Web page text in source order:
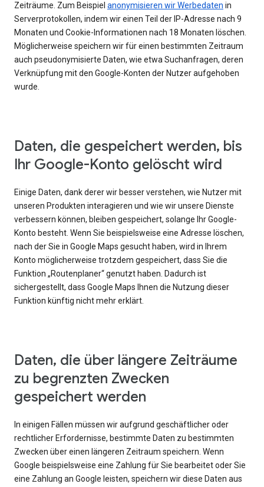
Zeiträume. Zum Beispiel anonymisieren wir Werbedaten in
Serverprotokollen, indem wir einen Teil der IP-Adresse nach 9
Monaten und Cookie-Informationen nach 18 Monaten löschen.
Möglicherweise speichern wir für einen bestimmten Zeitraum
auch pseudonymisierte Daten, wie etwa Suchanfragen, deren
Verknüpfung mit den Google-Konten der Nutzer aufgehoben
wurde.
Daten, die gespeichert werden, bis
Ihr Google-Konto gelöscht wird
Einige Daten, dank derer wir besser verstehen, wie Nutzer mit
unseren Produkten interagieren und wie wir unsere Dienste
verbessern können, bleiben gespeichert, solange Ihr Google-
Konto besteht. Wenn Sie beispielsweise eine Adresse löschen,
nach der Sie in Google Maps gesucht haben, wird in Ihrem
Konto möglicherweise trotzdem gespeichert, dass Sie die
Funktion „Routenplaner“ genutzt haben. Dadurch ist
sichergestellt, dass Google Maps Ihnen die Nutzung dieser
Funktion künftig nicht mehr erklärt.
Daten, die über längere Zeiträume
zu begrenzten Zwecken
gespeichert werden
In einigen Fällen müssen wir aufgrund geschäftlicher oder
rechtlicher Erfordernisse, bestimmte Daten zu bestimmten
Zwecken über einen längeren Zeitraum speichern. Wenn
Google beispielsweise eine Zahlung für Sie bearbeitet oder Sie
eine Zahlung an Google leisten, speichern wir diese Daten aus